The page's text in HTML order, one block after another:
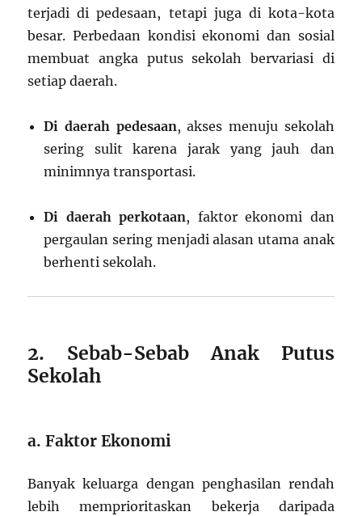
terjadi di pedesaan, tetapi juga di kota-kota
besar. Perbedaan kondisi ekonomi dan sosial
membuat angka putus sekolah bervariasi di
setiap daerah.
Di daerah pedesaan, akses menuju sekolah
sering sulit karena jarak yang jauh dan
minimnya transportasi.
Di daerah perkotaan, faktor ekonomi dan
pergaulan sering menjadi alasan utama anak
berhenti sekolah.
2. Sebab-Sebab Anak Putus
Sekolah
a. Faktor Ekonomi
Banyak keluarga dengan penghasilan rendah
lebih memprioritaskan bekerja daripada